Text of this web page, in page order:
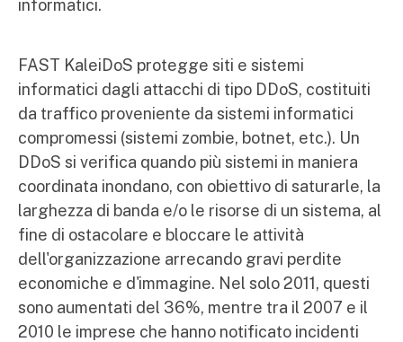
informatici.
FAST KaleiDoS protegge siti e sistemi
informatici dagli attacchi di tipo DDoS, costituiti
da traffico proveniente da sistemi informatici
compromessi (sistemi zombie, botnet, etc.). Un
DDoS si verifica quando più sistemi in maniera
coordinata inondano, con obiettivo di saturarle, la
larghezza di banda e/o le risorse di un sistema, al
fine di ostacolare e bloccare le attività
dell'organizzazione arrecando gravi perdite
economiche e d'immagine. Nel solo 2011, questi
sono aumentati del 36%, mentre tra il 2007 e il
2010 le imprese che hanno notificato incidenti